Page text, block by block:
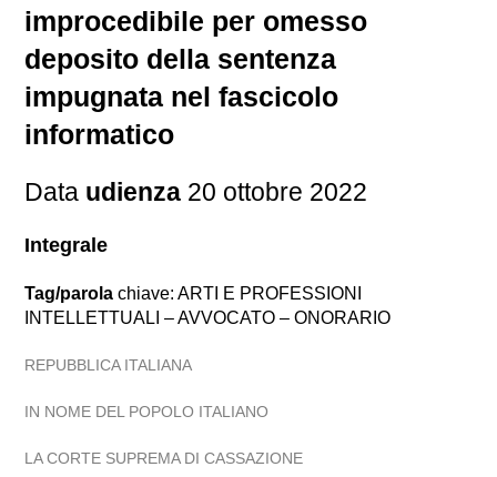
improcedibile per omesso
deposito della sentenza
impugnata nel fascicolo
informatico
Data udienza 20 ottobre 2022
Integrale
Tag/parola chiave: ARTI E PROFESSIONI
INTELLETTUALI – AVVOCATO – ONORARIO
REPUBBLICA ITALIANA
IN NOME DEL POPOLO ITALIANO
LA CORTE SUPREMA DI CASSAZIONE